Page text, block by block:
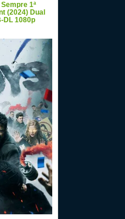
1ª
(2024) Dual
DL 1080p